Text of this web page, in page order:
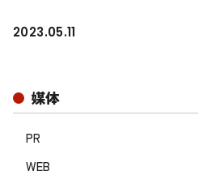
媒体
PR
WEB
2023.05.11